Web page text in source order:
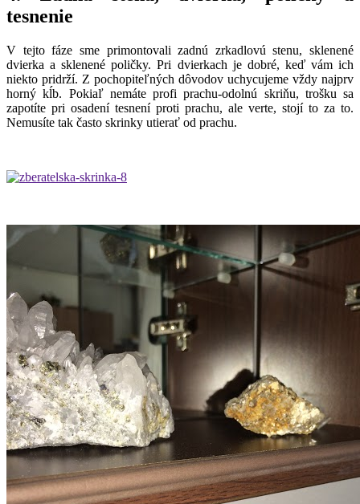
tesnenie
V tejto fáze sme primontovali zadnú zrkadlovú stenu, sklenené
dvierka a sklenené poličky. Pri dvierkach je dobré, keď vám ich
niekto pridrží. Z pochopiteľných dôvodov uchycujeme vždy najprv
horný kĺb. Pokiaľ nemáte profi prachu-odolnú skriňu, trošku sa
zapotíte pri osadení tesnení proti prachu, ale verte, stojí to za to.
Nemusíte tak často skrinky utierať od prachu.